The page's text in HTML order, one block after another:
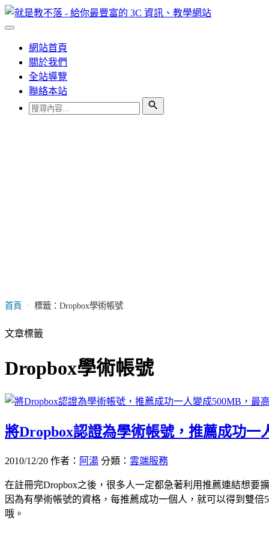
網站首頁
關於我們
全站導覽
聯絡本站
首頁 › 標籤：Dropbox學術帳號
文章標籤
Dropbox學術帳號
將Dropbox認證為學術帳號，推薦成功
2010/12/20 作者： 阿湯 分類： 雲端服務
在註冊完Dropbox之後，很多人一定都急著利用推薦連結想要
因為有學術帳號的資格，每推薦成功一個人，就可以得到雙
哦。